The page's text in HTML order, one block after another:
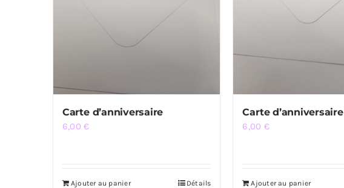
Carte d’anniversaire
6,00€
Ajouter au panier Détails
Carte d’anniversaire
6,00 €
Ajouter au panier